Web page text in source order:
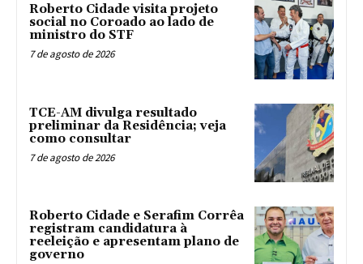
Roberto Cidade visita projeto
social no Coroado ao lado de
ministro do STF
7 de agosto de 2026
TCE-AM divulga resultado
preliminar da Residência; veja
como consultar
7 de agosto de 2026
Roberto Cidade e Serafim Corrêa
registram candidatura à
reeleição e apresentam plano de
governo